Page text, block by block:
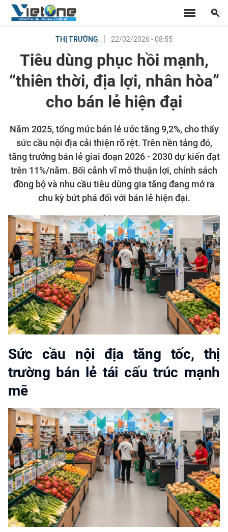
THỊ TRƯỜNG 22/02/2026 - 08:55
Tiêu dùng phục hồi mạnh,
“thiên thời, địa lợi, nhân hòa”
cho bán lẻ hiện đại
Năm 2025, tổng mức bán lẻ ước tăng 9,2%, cho thấy
sức cầu nội địa cải thiện rõ rệt. Trên nền tảng đó,
tăng trưởng bán lẻ giai đoạn 2026 - 2030 dự kiến đạt
trên 11%/năm. Bối cảnh vĩ mô thuận lợi, chính sách
đồng bộ và nhu cầu tiêu dùng gia tăng đang mở ra
chu kỳ bứt phá đối với bán lẻ hiện đại.
Sức cầu nội địa tăng tốc, thị
trường bán lẻ tái cấu trúc mạnh
mẽ